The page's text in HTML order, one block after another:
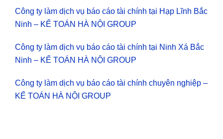
Công ty làm dịch vụ báo cáo tài chính tại Hạp Lĩnh Bắc
Ninh – KẾ TOÁN HÀ NỘI GROUP
Công ty làm dịch vụ báo cáo tài chính tại Ninh Xá Bắc
Ninh – KẾ TOÁN HÀ NỘI GROUP
Công ty làm dịch vụ báo cáo tài chính chuyên nghiệp –
KẾ TOÁN HÀ NỘI GROUP